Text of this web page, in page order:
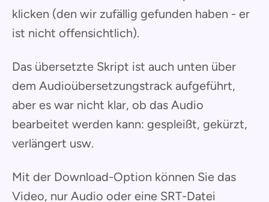
klicken (den wir zufällig gefunden haben - er
ist nicht offensichtlich).
Das übersetzte Skript ist auch unten über
dem Audioübersetzungstrack aufgeführt,
aber es war nicht klar, ob das Audio
bearbeitet werden kann: gespleißt, gekürzt,
verlängert usw.
Mit der Download-Option können Sie das
Video, nur Audio oder eine SRT-Datei